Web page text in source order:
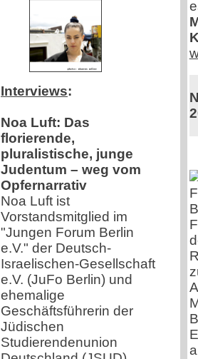
Interviews:
Noa Luft: Das
florierende,
pluralistische, junge
Judentum – weg vom
Opfernarrativ
Noa Luft ist
Vorstandsmitglied im
"Jungen Forum Berlin
e.V." der Deutsch-
Israelischen-Gesellschaft
e.V. (JuFo Berlin) und
ehemalige
Geschäftsführerin der
Jüdischen
Studierendenunion